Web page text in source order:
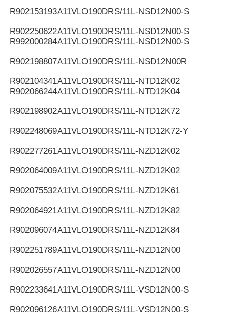
R902153193A11VLO190DRS/11L-NSD12N00-S
R902250622A11VLO190DRS/11L-NSD12N00-S
R992000284A11VLO190DRS/11L-NSD12N00-S
R902198807A11VLO190DRS/11L-NSD12N00R
R902104341A11VLO190DRS/11L-NTD12K02
R902066244A11VLO190DRS/11L-NTD12K04
R902198902A11VLO190DRS/11L-NTD12K72
R902248069A11VLO190DRS/11L-NTD12K72-Y
R902277261A11VLO190DRS/11L-NZD12K02
R902064009A11VLO190DRS/11L-NZD12K02
R902075532A11VLO190DRS/11L-NZD12K61
R902064921A11VLO190DRS/11L-NZD12K82
R902096074A11VLO190DRS/11L-NZD12K84
R902251789A11VLO190DRS/11L-NZD12N00
R902026557A11VLO190DRS/11L-NZD12N00
R902233641A11VLO190DRS/11L-VSD12N00-S
R902096126A11VLO190DRS/11L-VSD12N00-S